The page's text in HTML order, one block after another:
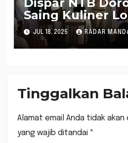
Saing Kuliner
Pelatihan di Aik
JUL 18, 2025 RADAR
Tinggalkan
Alamat email Anda tidak akan
yang wajib ditandai *